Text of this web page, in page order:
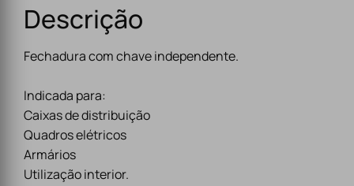
Descrição
Fechadura com chave independente.
Indicada para:
Caixas de distribuição
Quadros elétricos
Armários
Utilização interior.